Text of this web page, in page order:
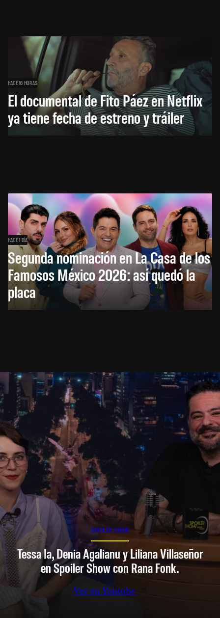
HACE 16 HORAS
El documental de Fito Páez en Netflix
ya tiene fecha de estreno y tráiler
HACE 1 DÍA
Segunda nominación en La Casa de los
Famosos México 2026: así quedó la
placa
SPOILER SHOW
Tessa Ia, Denia Agalianu y Liliana Villaseñor
en Spoiler Show con Rana Fonk.
Ver en Youtube